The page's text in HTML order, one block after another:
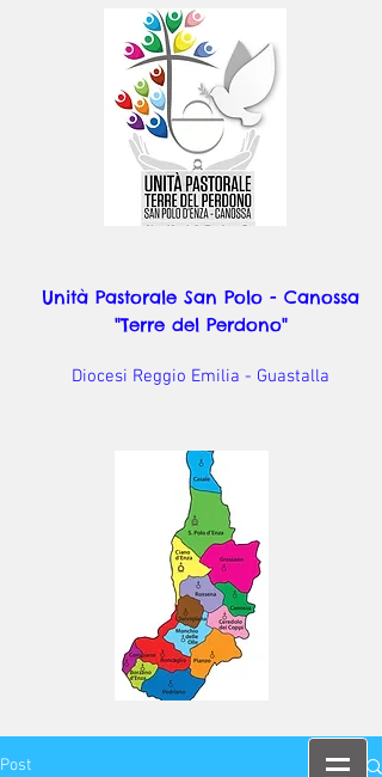
Unità Pastorale San Polo - Canossa
"Terre del Perdono"
Diocesi Reggio Emilia - Guastalla
Post